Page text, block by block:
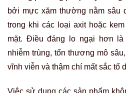
bởi mực xăm thường nằm sâu
trong khi các loại axit hoặc
mặt. Điều đáng lo ngại hơn
nhiễm trùng, tổn thương mô
vĩnh viễn và thậm chí mất sắc tố
Việc sử dụng các sản phẩm